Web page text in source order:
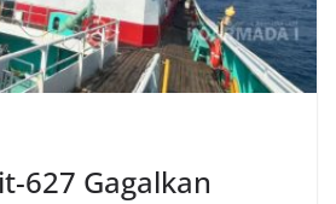
627 Gagalkan